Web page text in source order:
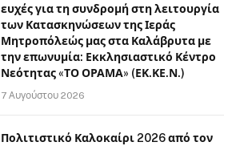
ευχές για τη συνδρομή στη λειτουργία
των Κατασκηνώσεων της Ιεράς
Μητροπόλεώς μας στα Καλάβρυτα με
την επωνυμία: Εκκλησιαστικό Κέντρο
Νεότητας «ΤΟ ΟΡΑΜΑ» (ΕΚ.ΚΕ.Ν.)
7 Αυγούστου 2026
Πολιτιστικό Καλοκαίρι 2026 από τον